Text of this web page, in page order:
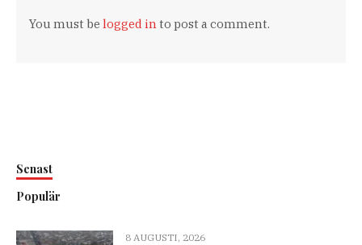
You must belogged in to post a comment.
Senast
Populär
8 AUGUSTI, 2026